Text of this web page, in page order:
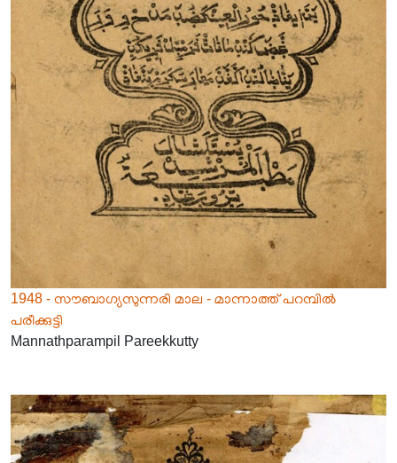
1948 - സൗബാഗ്യസുന്നരി മാല - മാന്നാത്ത് പറമ്പിൽ
പരീക്കുട്ടി
Mannathparampil Pareekkutty